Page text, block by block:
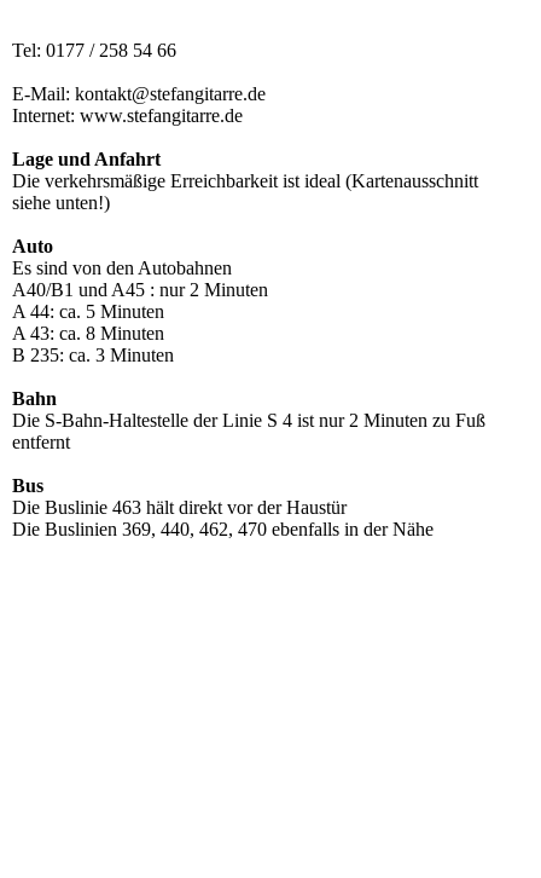
Tel: 0177 / 258 54 66
E-Mail: kontakt@stefangitarre.de
Internet: www.stefangitarre.de
Lage und Anfahrt
Die verkehrsmäßige Erreichbarkeit ist ideal (Kartenausschnitt
siehe unten!)
Auto
Es sind von den Autobahnen
A40/B1 und A45 : nur 2 Minuten
A 44: ca. 5 Minuten
A 43: ca. 8 Minuten
B 235: ca. 3 Minuten
Bahn
Die S-Bahn-Haltestelle der Linie S 4 ist nur 2 Minuten zu Fuß
entfernt
Bus
Die Buslinie 463 hält direkt vor der Haustür
Die Buslinien 369, 440, 462, 470 ebenfalls in der Nähe